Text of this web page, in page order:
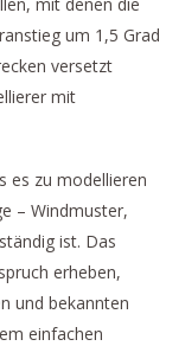
um 1,5 Grad
versetzt
mit
es zu modellieren
– Windmuster,
ist. Das
erheben,
und bekannten
einfachen